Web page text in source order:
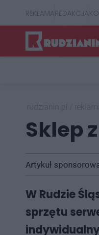
REKLAMAREDAKCJA
Sklep
Artykuł
W Rudzie
sprzętu